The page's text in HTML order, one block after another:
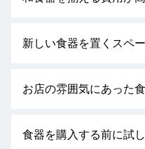
新しい食器を置くスペ
お店の雰囲気にあった
食器を購入する前に試